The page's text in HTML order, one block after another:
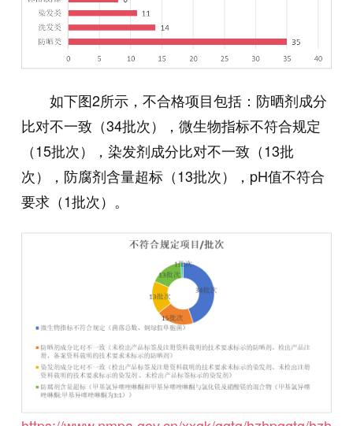
如下图2所示，不合格项目包括：防晒剂成分
比对不一致（34批次），微生物指标不符合规定
（15批次），染发剂成分比对不一致（13批
次），防腐剂含量超标（13批次），pH值不符合
要求（1批次）。